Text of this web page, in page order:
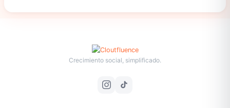
Crecimiento social, simplificado.